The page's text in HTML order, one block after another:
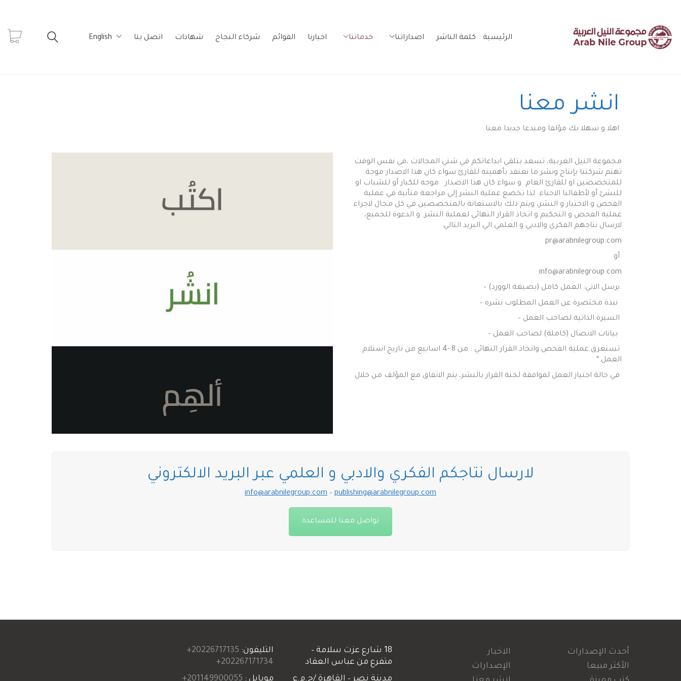
الرئيسية كلمة الناشر اصداراتنا خدماتنا اخبارنا القوائم شركاء النجاح شهادات اتصل بنا English
انشر معنا
اهلا و سهلا بك مؤلفا ومبدعا جديدا معنا
مجموعة النيل العربية، تسعد بتلقي ابداعاتكم في شتي المجالات ،في نفس الوقت
تهتم شركتنا بإنتاج ونشر ما نعتقد بأهميته للقارئ سواء كان هذا الاصدار موجة
للمتخصصين او للقارئ العام. و سواء كان هذا الاصدار
موجه للكبار أو للشباب او
للنشئ أو لأطفالنا الاحباء. لذا تخضع عملية النشر إلي مراجعة متأنية في عملية
الفحص و الاختيار و النشر، ويتم ذلك بالاستعانة بالمتخصصين في كل مجال لاجراء
عملية الفحص و التحكيم و اتخاذ القرار النهائي لعملية النشر. و الدعوة للجميع،
لارسال نتاجهم الفكري والادبي و العلمي الي البريد التالي
pr@arabnilegroup.com
أو
info@arabnilegroup.com
.يرسل الاتي: العمل كامل (بصيغة الوورد) –
نبذة مختصرة عن العمل المطلوب نشره –
السيرة الذاتية لصاحب العمل –
بيانات الاتصال (كاملة) لصاحب العمل –
تستغرق عملية الفحص واتخاذ القرار النهائي : من 8 -4 اسابيع من تاريخ استلام
العمل *
في حالة اجتياز العمل لموافقة لجنة القرار بالنشر، يتم الاتفاق مع المؤلف من خلال
لارسال نتاجكم الفكري والادبي و العلمي عبر البريد الالكتروني
publishing@arabnilegroup.com
–
info@arabnilegroup.com
تواصل معنا للمساعدة
التليفون: 20226717135+
202267171734+
موبايل : 201149900055+
18 شارع عزت سلامة –
متفرع من عباس العقاد
مدينة نصر – القاهرة /ج.م.ع
الاخبار
الإصدارات
أحدث الإصدارات
الأكثر مبيعا